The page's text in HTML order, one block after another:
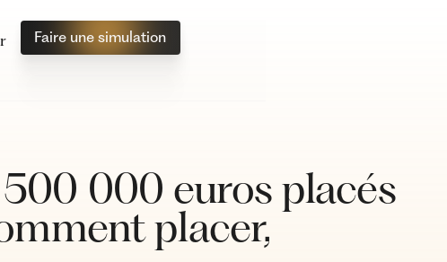
Faire une simulation
000 euros placés
placer,